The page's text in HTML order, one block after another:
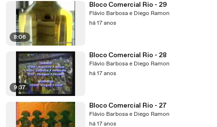
8:06
Bloco Comercial Rio - 29
Flávio Barbosa e Diego Ramon
há 17 anos
9:37
Bloco Comercial Rio - 28
Flávio Barbosa e Diego Ramon
há 17 anos
Bloco Comercial Rio - 27
Flávio Barbosa e Diego Ramon
há 17 anos